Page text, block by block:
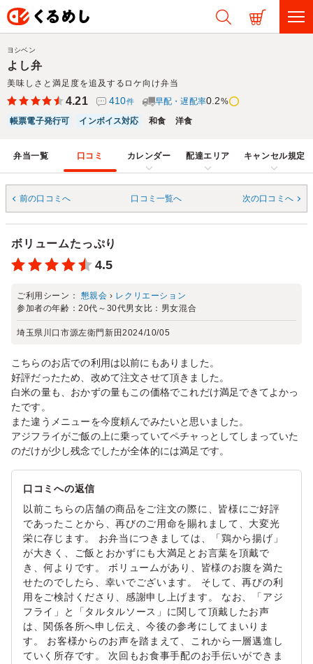
よし弁
美味しさと満足度を追及するロケ向け弁当
ヨシベン
4.21 410件 早配・遅配率0.2%
帳票電子発行可
インボイス対応 和食 洋食
弁当一覧 口コミ カレンダー 配達エリア キャンセル規定
前の口コミへ 口コミ一覧へ 次の口コミへ
ボリュームたっぷり
4.5
ご利用シーン： 懇親会 › レクリエーション
参加者の年齢：20代～30代男女比： 男女混合
埼玉県川口市源左衛門新田2024/10/05
こちらのお店での利用は以前にもありました。
好評だったため、改めて注文させて頂きました。
白米の量も、おかずの量もこの価格でこれだけ満足できてよかっ
たです。
また違うメニューを今度頼んでみたいと思いました。
アジフライがご飯の上に乗っていてペチャっとしてしまっていた
のだけが少し残念でしたが全体的には満足です。
口コミへの返信
以前こちらの店舗の商品をご注文の際に、皆様にご好評
であったことから、再びのご用命を賜れまして、大変光
栄に存じます。 お弁当につきましては、「鶏から揚げ」
が大きく、ご飯とおかずにも大満足とお言葉を頂戴で
き、何よりです。 ボリュームがあり、皆様のお腹を満た
せたのでしたら、幸いでございます。 そして、再びの利
用をご検討くださり、感謝申し上げます。 なお、「アジ
フライ」と「タルタルソース」に関して頂戴したお声
は、関係各所へ申し伝え、今後の参考にしてまいりま
す。 お客様からのお声を踏まえて、これから一層邁進し
ていく所存です。 次回もお食事手配のお手伝いができま